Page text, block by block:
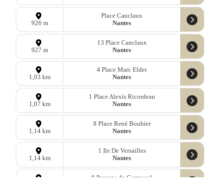
926 m
Place Canclaux
Nantes
927 m
13 Place Canclaux
Nantes
1,03 km
4 Place Marc Elder
Nantes
1,07 km
1 Place Alexis Ricordeau
Nantes
1,14 km
8 Place René Bouhier
Nantes
1,14 km
1 Ile De Versailles
Nantes
8 Passage du Carrousel